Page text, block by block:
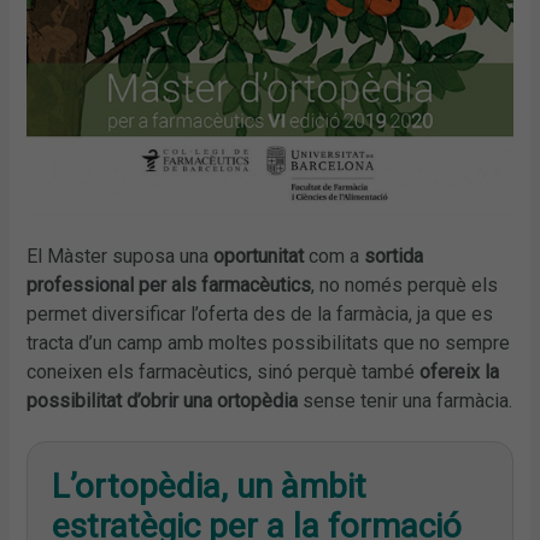
El Màster suposa una oportunitatcom a sortida
professional per als farmacèutics, no només perquè els
permet diversificar l’oferta des de la farmàcia, ja que es
tracta d’un camp amb moltes possibilitats que no sempre
coneixen els farmacèutics, sinó perquè també ofereix la
possibilitat d’obrir una ortopèdia sense tenir una farmàcia.
L’ortopèdia, un àmbit
estratègic per a la formació